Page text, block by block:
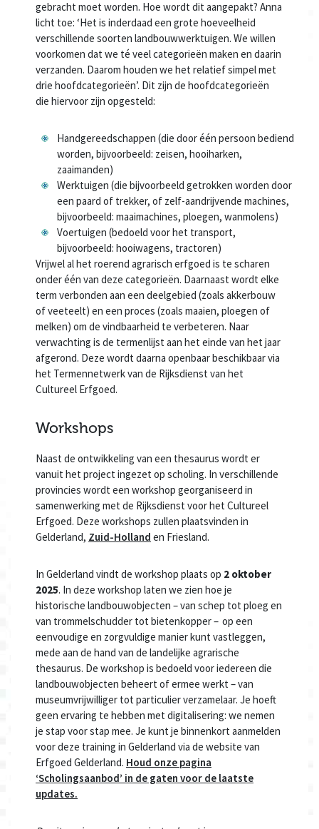
gebracht moet worden. Hoe wordt dit aangepakt? Anna
licht toe: ‘Het is inderdaad een grote hoeveelheid
verschillende soorten landbouwwerktuigen. We willen
voorkomen dat we té veel categorieën maken en daarin
verzanden. Daarom houden we het relatief simpel met
drie hoofdcategorieën’. Dit zijn de hoofdcategorieën
die hiervoor zijn opgesteld:
Handgereedschappen (die door één persoon bediend
worden, bijvoorbeeld: zeisen, hooiharken,
zaaimanden)
Werktuigen (die bijvoorbeeld getrokken worden door
een paard of trekker, of zelf-aandrijvende machines,
bijvoorbeeld: maaimachines, ploegen, wanmolens)
Voertuigen (bedoeld voor het transport,
bijvoorbeeld: hooiwagens, tractoren)
Vrijwel al het roerend agrarisch erfgoed is te scharen
onder één van deze categorieën. Daarnaast wordt elke
term verbonden aan een deelgebied (zoals akkerbouw
of veeteelt) en een proces (zoals maaien, ploegen of
melken) om de vindbaarheid te verbeteren. Naar
verwachting is de termenlijst aan het einde van het jaar
afgerond. Deze wordt daarna openbaar beschikbaar via
het Termennetwerk van de Rijksdienst van het
Cultureel Erfgoed.
Workshops
Naast de ontwikkeling van een thesaurus wordt er
vanuit het project ingezet op scholing. In verschillende
provincies wordt een workshop georganiseerd in
samenwerking met de Rijksdienst voor het Cultureel
Erfgoed. Deze workshops zullen plaatsvinden in
Gelderland, Zuid-Holland en Friesland.
In Gelderland vindt de workshop plaats op 2 oktober
2025. In deze workshop laten we zien hoe je
historische landbouwobjecten – van schep tot ploeg en
van trommelschudder tot bietenkopper – op een
eenvoudige en zorgvuldige manier kunt vastleggen,
mede aan de hand van de landelijke agrarische
thesaurus. De workshop is bedoeld voor iedereen die
landbouwobjecten beheert of ermee werkt – van
museumvrijwilliger tot particulier verzamelaar. Je hoeft
geen ervaring te hebben met digitalisering: we nemen
je stap voor stap mee. Je kunt je binnenkort aanmelden
voor deze training in Gelderland via de website van
Erfgoed Gelderland. Houd onze pagina
‘Scholingsaanbod’ in de gaten voor de laatste
updates.